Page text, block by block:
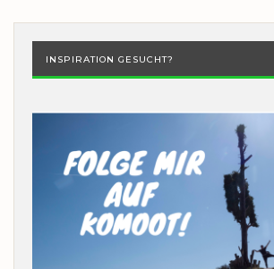
INSPIRATION GESUCHT?